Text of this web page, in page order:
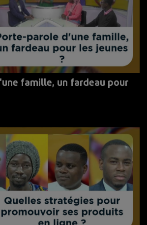
famille, un fardeau pour